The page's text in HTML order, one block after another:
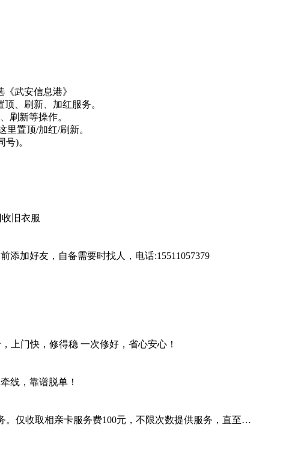
武安信息港》
、刷新、加红服务。
刷新等操作。
置顶/加红/刷新。
)。
旧衣服
添加好友，自备需要时找人，电话:15511057379
上门快，修得稳 一次修好，省心安心！
线，靠谱脱单！
。仅收取相亲卡服务费100元，不限次数提供服务，直至…